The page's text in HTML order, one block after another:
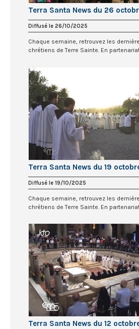
Terra Santa News du 26
Diffusé le 26/10/2025
Chaque semaine, retrouvez les
chrétiens de Terre Sainte. En
Terra Santa News du 19
Diffusé le 19/10/2025
Chaque semaine, retrouvez les
chrétiens de Terre Sainte. En partenariat
Terra Santa News du 12